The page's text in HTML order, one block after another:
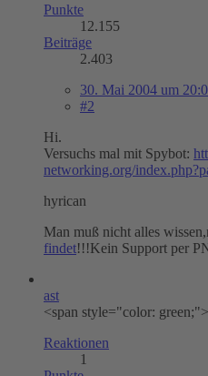
Punkte
12.155
Beiträge
2.403
30. Mai 2004 um
#2
Hi.
Versuchs mal mit Spybot:
networking.org/
hyrican
Man muß nicht alles
findet!!!Kein Support per
ast
<span style="color:
Reaktionen
1